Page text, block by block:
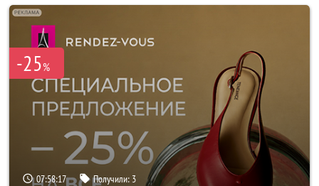
-25%
07:58:16 Получили: 3